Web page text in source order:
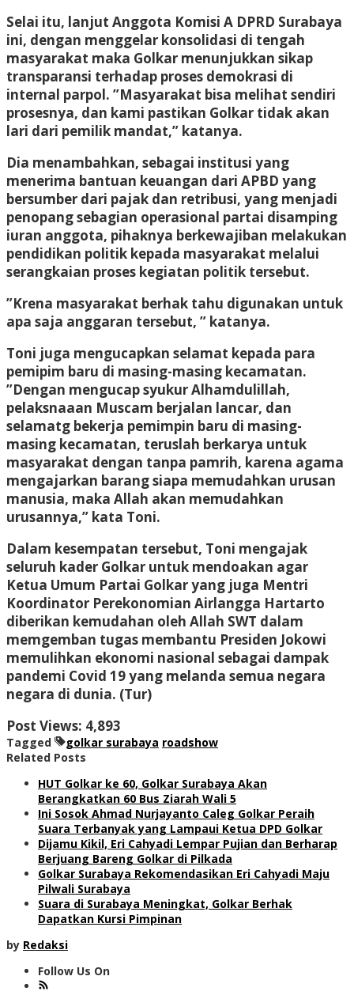
Selai itu, lanjut Anggota Komisi A DPRD Surabaya
ini, dengan menggelar konsolidasi di tengah
masyarakat maka Golkar menunjukkan sikap
transparansi terhadap proses demokrasi di
internal parpol. ”Masyarakat bisa melihat sendiri
prosesnya, dan kami pastikan Golkar tidak akan
lari dari pemilik mandat,” katanya.
Dia menambahkan, sebagai institusi yang
menerima bantuan keuangan dari APBD yang
bersumber dari pajak dan retribusi, yang menjadi
penopang sebagian operasional partai disamping
iuran anggota, pihaknya berkewajiban melakukan
pendidikan politik kepada masyarakat melalui
serangkaian proses kegiatan politik tersebut.
”Krena masyarakat berhak tahu digunakan untuk
apa saja anggaran tersebut, ” katanya.
Toni juga mengucapkan selamat kepada para
pemipim baru di masing-masing kecamatan.
”Dengan mengucap syukur Alhamdulillah,
pelaksnaaan Muscam berjalan lancar, dan
selamatg bekerja pemimpin baru di masing-
masing kecamatan, teruslah berkarya untuk
masyarakat dengan tanpa pamrih, karena agama
mengajarkan barang siapa memudahkan urusan
manusia, maka Allah akan memudahkan
urusannya,” kata Toni.
Dalam kesempatan tersebut, Toni mengajak
seluruh kader Golkar untuk mendoakan agar
Ketua Umum Partai Golkar yang juga Mentri
Koordinator Perekonomian Airlangga Hartarto
diberikan kemudahan oleh Allah SWT dalam
memgemban tugas membantu Presiden Jokowi
memulihkan ekonomi nasional sebagai dampak
pandemi Covid 19 yang melanda semua negara
negara di dunia. (Tur)
Post Views: 4,893
Tagged golkar surabaya roadshow
Related Posts
HUT Golkar ke 60, Golkar Surabaya Akan
Berangkatkan 60 Bus Ziarah Wali 5
Ini Sosok Ahmad Nurjayanto Caleg Golkar Peraih
Suara Terbanyak yang Lampaui Ketua DPD Golkar
Dijamu Kikil, Eri Cahyadi Lempar Pujian dan Berharap
Berjuang Bareng Golkar di Pilkada
Golkar Surabaya Rekomendasikan Eri Cahyadi Maju
Pilwali Surabaya
Suara di Surabaya Meningkat, Golkar Berhak
Dapatkan Kursi Pimpinan
by Redaksi
Follow Us On